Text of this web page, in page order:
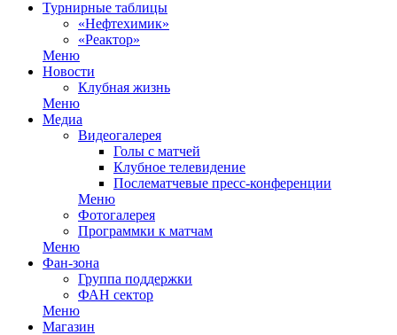
Турнирные таблицы
«Нефтехимик»
«Реактор»
Меню
Новости
Клубная жизнь
Меню
Медиа
Видеогалерея
Голы с матчей
Клубное телевидение
Послематчевые пресс-конференции
Меню
Фотогалерея
Программки к матчам
Меню
Фан-зона
Группа поддержки
ФАН сектор
Меню
Магазин